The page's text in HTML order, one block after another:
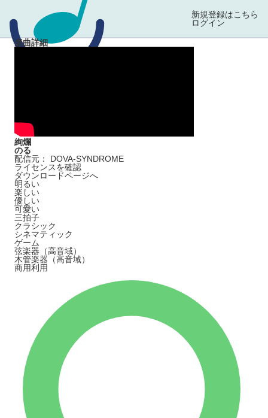
新規登録はこちら
ログイン
楽曲詳細
絢爛
のる
配信元： DOVA-SYNDROME
ライセンスを確認
ダウンロードページへ
明るい
楽しい
優しい
可愛い
三拍子
クラシック
シネマティック
ゲーム
弦楽器（高音域）
木管楽器（高音域）
商用利用